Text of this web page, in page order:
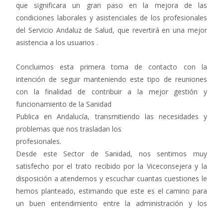
que significara un gran paso en la mejora de las
condiciones laborales y asistenciales de los profesionales
del Servicio Andaluz de Salud, que revertirá en una mejor
asistencia a los usuarios .
Concluimos esta primera toma de contacto con la
intención de seguir manteniendo este tipo de reuniones
con la finalidad de contribuir a la mejor gestión y
funcionamiento de la Sanidad
Publica en Andalucía, transmitiendo las necesidades y
problemas que nos trasladan los
profesionales.
Desde este Sector de Sanidad, nos sentimos muy
satisfecho por el trato recibido por la Viceconsejera y la
disposición a atendernos y escuchar cuantas cuestiones le
hemos planteado, estimando que este es el camino para
un buen entendimiento entre la administración y los